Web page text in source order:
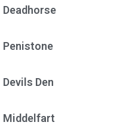
Deadhorse
Penistone
Devils Den
Middelfart